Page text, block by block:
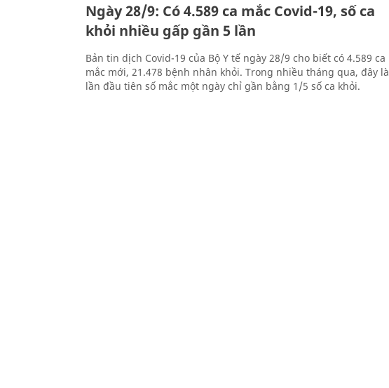
Ngày 28/9: Có 4.589 ca mắc Covid-19, số ca
khỏi nhiều gấp gần 5 lần
Bản tin dịch Covid-19 của Bộ Y tế ngày 28/9 cho biết có 4.589 ca
mắc mới, 21.478 bệnh nhân khỏi. Trong nhiều tháng qua, đây là
lần đầu tiên số mắc một ngày chỉ gần bằng 1/5 số ca khỏi.